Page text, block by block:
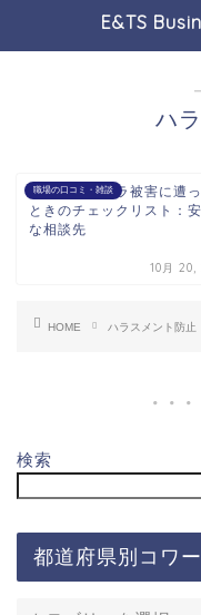
E&TS
ハ
職場の口コミ・雑談
職場のモラハラ被害に遭
ときのチェックリスト：
な相談先
10月 20,
HOME ハラスメント防止
検索
都道府県別コワ